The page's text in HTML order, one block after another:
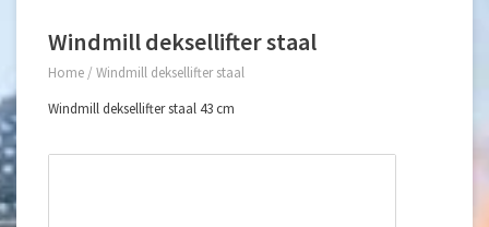
Windmill deksellifter staal
Home / Windmill deksellifter staal
Windmill deksellifter staal 43 cm